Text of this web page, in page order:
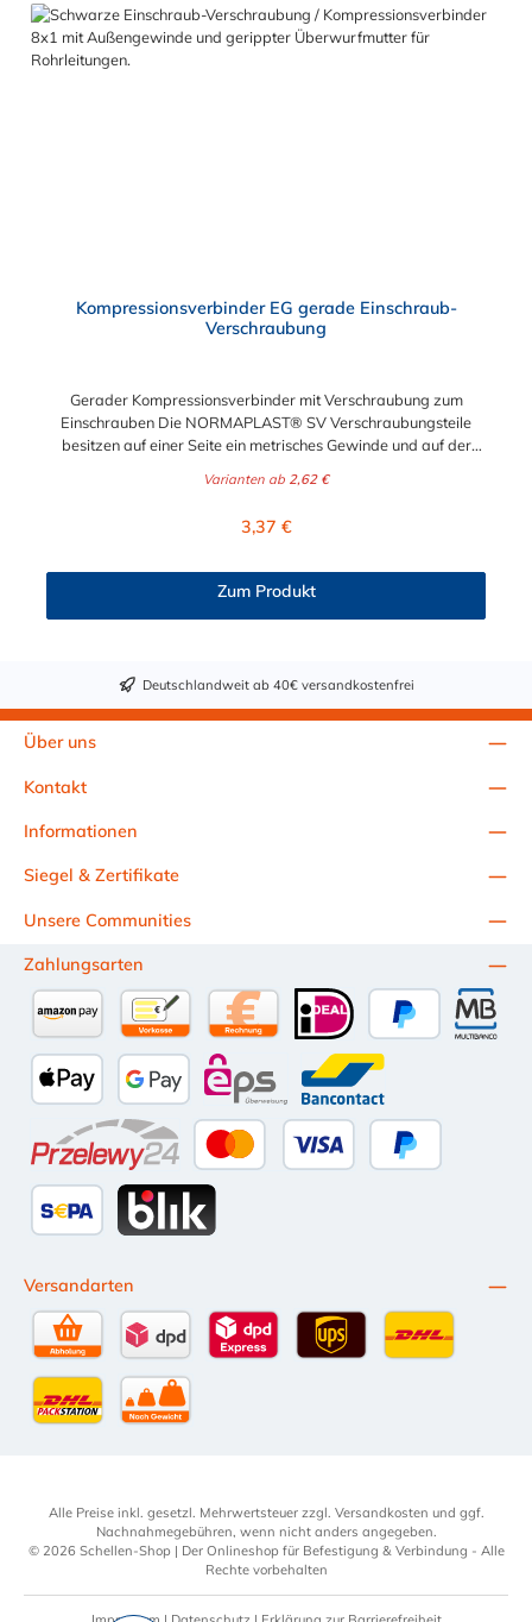
Kompressionsverbinder EG gerade Einschraub-
Verschraubung
Gerader Kompressionsverbinder mit Verschraubung zum
Einschrauben Die NORMAPLAST® SV Verschraubungsteile
besitzen auf einer Seite ein metrisches Gewinde und auf der
Verschraubungen werden aus schwarzem Polyamid 6 mit 30%
Varianten ab 2,62 €
Regulärer Preis:
3,37 €
Zum Produkt
Deutschlandweit ab 40€ versandkostenfrei
Über uns
Kontakt
Informationen
Unsere Communities
Siegel & Zertifikate
Zahlungsarten
Kauf auf Rechnung (10 Tage Netto)
iDEAL
Apple Pay Google Pay eps Bancontact
Przelewy24
Amazon PayVorkasse per Überweisung
Versandarten
Alle Preise inkl. gesetzl. Mehrwertsteuer zzgl. Versandkosten und ggf.
Nachnahmegebühren, wenn nicht anders angegeben.
© 2026 Schellen-Shop | Der Onlineshop für Befestigung & Verbindung - Alle
Rechte vorbehalten